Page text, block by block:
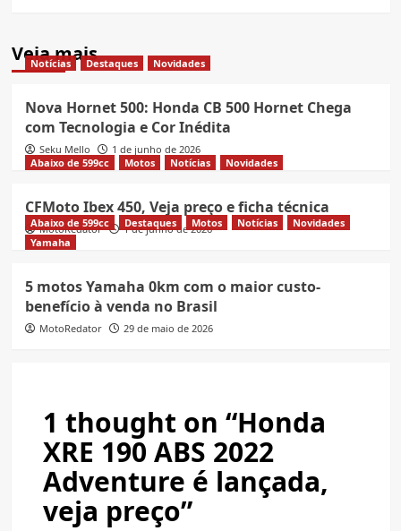
Veja mais
Notícias Destaques Novidades
Nova Hornet 500: Honda CB 500 Hornet Chega
com Tecnologia e Cor Inédita
Seku Mello
1 de junho de 2026
Abaixo de 599cc
Motos Notícias Novidades
CFMoto Ibex 450, Veja preço e ficha técnica
MotoRedator 1 de junho de 2026
Abaixo de 599cc Destaques Motos Notícias
Novidades
Yamaha
5 motos Yamaha 0km com o maior custo-
benefício à venda no Brasil
MotoRedator 29 de maio de 2026
1 thought on “Honda
XRE 190 ABS 2022
Adventure é lançada,
veja preço”